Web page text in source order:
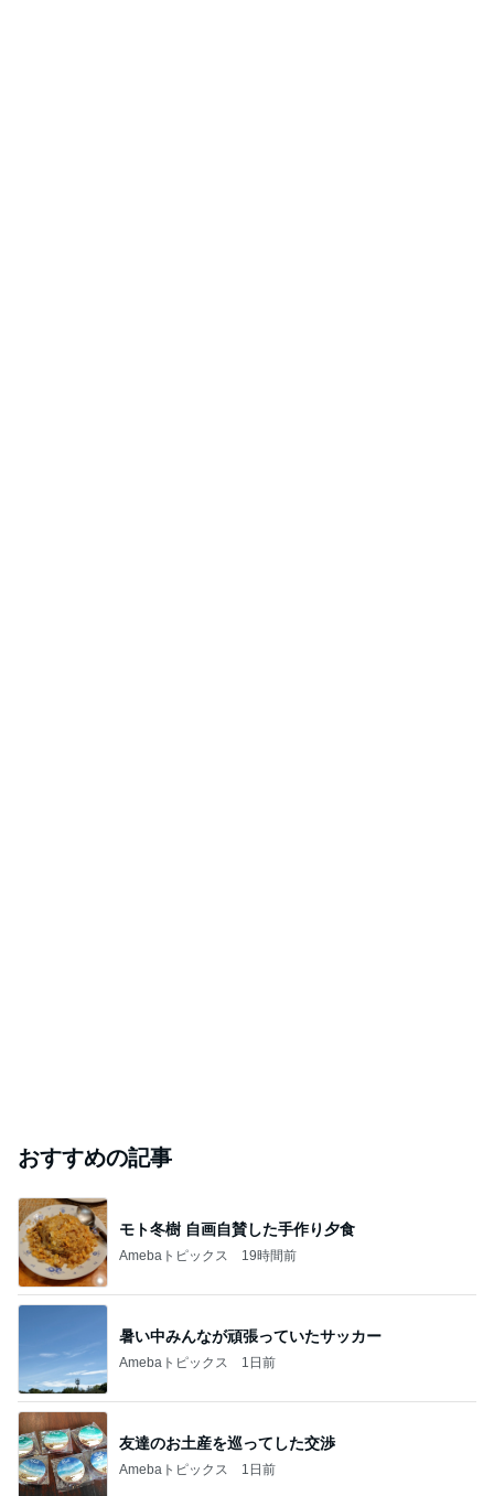
おすすめの記事
モト冬樹 自画自賛した手作り夕食
Amebaトピックス 19時間前
暑い中みんなが頑張っていたサッカー
Amebaトピックス 1日前
友達のお土産を巡ってした交渉
Amebaトピックス 1日前